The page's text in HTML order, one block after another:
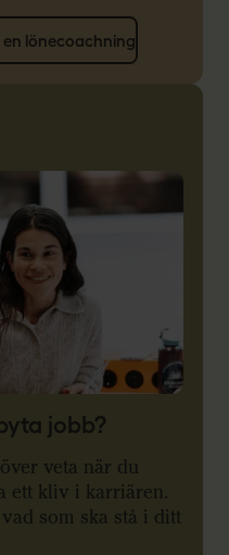
en lönecoachning
jobb?
veta när du
ett kliv i karriären.
som ska stå i ditt